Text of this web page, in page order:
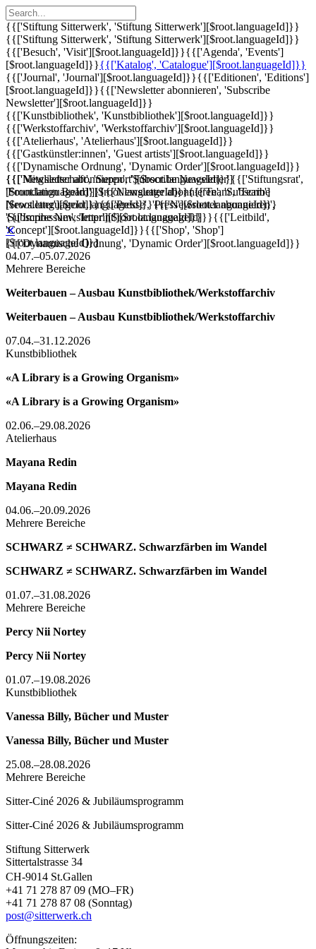
{{['Stiftung Sitterwerk', 'Stiftung Sitterwerk'][$root.languageId]}}
{{['Stiftung Sitterwerk', 'Stiftung Sitterwerk'][$root.languageId]}}
{{['Besuch', 'Visit'][$root.languageId]}}{{['Agenda', 'Events']
[$root.languageId]}}{{['Katalog', 'Catalogue'][$root.languageId]}}
{{['Journal', 'Journal'][$root.languageId]}}{{['Editionen', 'Editions']
[$root.languageId]}}{{['Newsletter abonnieren', 'Subscribe
Newsletter'][$root.languageId]}}
{{['Kunstbibliothek', 'Kunstbibliothek'][$root.languageId]}}
{{['Werkstoffarchiv', 'Werkstoffarchiv'][$root.languageId]}}
{{['Atelierhaus', 'Atelierhaus'][$root.languageId]}}
{{['Gastkünstler:innen', 'Guest artists'][$root.languageId]}}
{{['Dynamische Ordnung', 'Dynamic Order'][$root.languageId]}}
{{['Mitgliedschaft', 'Support'][$root.languageId]}}{{['Stiftungsrat',
'Foundation Board'][$root.languageId]}}{{['Team', 'Team']
[$root.languageId]}}{{['Presse', 'Press'][$root.languageId]}}
{{['Impressum', 'Imprint'][$root.languageId]}}{{['Leitbild',
'Concept'][$root.languageId]}}{{['Shop', 'Shop']
[$root.languageId]}}
{{['Newsletter abonnieren', 'Subscribe Newsletter']
[$root.languageId]}}{{['Newsletter abonnieren', 'Subscribe
Newsletter'][$root.languageId]}}{{['Newsletter abonnieren',
'Subscribe Newsletter'][$root.languageId]}}
✕
{{['Dynamische Ordnung', 'Dynamic Order'][$root.languageId]}}
04.07.–05.07.2026
Mehrere Bereiche
Weiterbauen – Ausbau Kunstbibliothek/Werkstoffarchiv
Weiterbauen – Ausbau Kunstbibliothek/Werkstoffarchiv
07.04.–31.12.2026
Kunstbibliothek
«A Library is a Growing Organism»
«A Library is a Growing Organism»
02.06.–29.08.2026
Atelierhaus
Mayana Redin
Mayana Redin
04.06.–20.09.2026
Mehrere Bereiche
SCHWARZ ≠ SCHWARZ. Schwarzfärben im Wandel
SCHWARZ ≠ SCHWARZ. Schwarzfärben im Wandel
01.07.–31.08.2026
Mehrere Bereiche
Percy Nii Nortey
Percy Nii Nortey
01.07.–19.08.2026
Kunstbibliothek
Vanessa Billy, Bücher und Muster
Vanessa Billy, Bücher und Muster
25.08.–28.08.2026
Mehrere Bereiche
Sitter-Ciné 2026 & Jubiläumsprogramm
Sitter-Ciné 2026 & Jubiläumsprogramm
Stiftung Sitterwerk
Sittertalstrasse 34
CH-9014 St.Gallen
+41 71 278 87 09 (MO–FR)
+41 71 278 87 08 (Sonntag)
post@sitterwerk.ch
Öffnungszeiten: